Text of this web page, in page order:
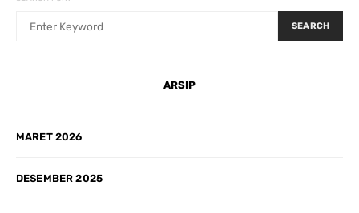
SEARCH
ARSIP
MARET 2026
DESEMBER 2025